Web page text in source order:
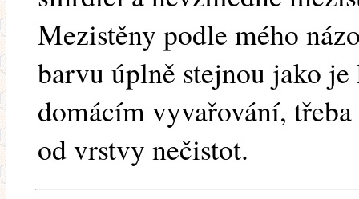
Mezistěny podle mého
barvu úplně stejnou jako
domácím vyvařování,
od vrstvy nečistot.